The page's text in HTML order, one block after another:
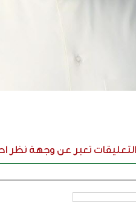
تعبر عن وجهة نظر